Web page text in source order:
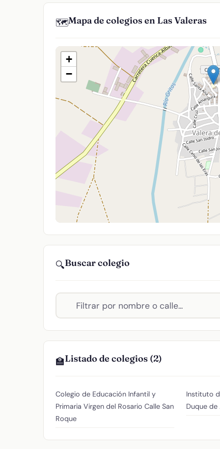
🗺️Mapa de colegios en Las Valeras
+
−
🔍Buscar colegio
🏫Listado de colegios (2)
Colegio de Educación Infantil y
Primaria Virgen del Rosario Calle San
Roque
Instituto
Duque de